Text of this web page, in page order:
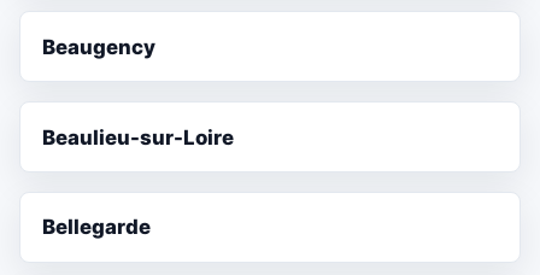
Beaugency
Beaulieu-sur-Loire
Bellegarde